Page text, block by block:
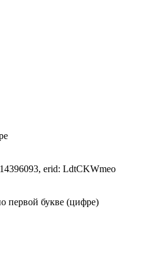
erid: LdtCKWmeo
первой букве (цифре)